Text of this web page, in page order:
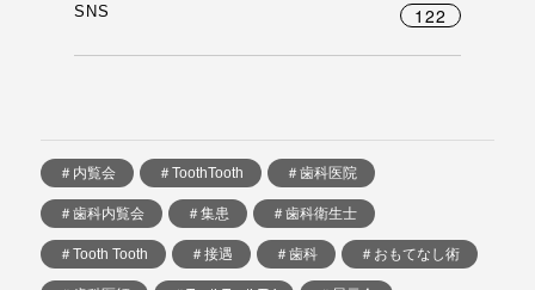
SNS 122
＃内覧会 ＃ToothTooth ＃歯科医院
＃歯科内覧会 ＃集患 ＃歯科衛生士
＃Tooth Tooth ＃接遇 ＃歯科 ＃おもてなし術